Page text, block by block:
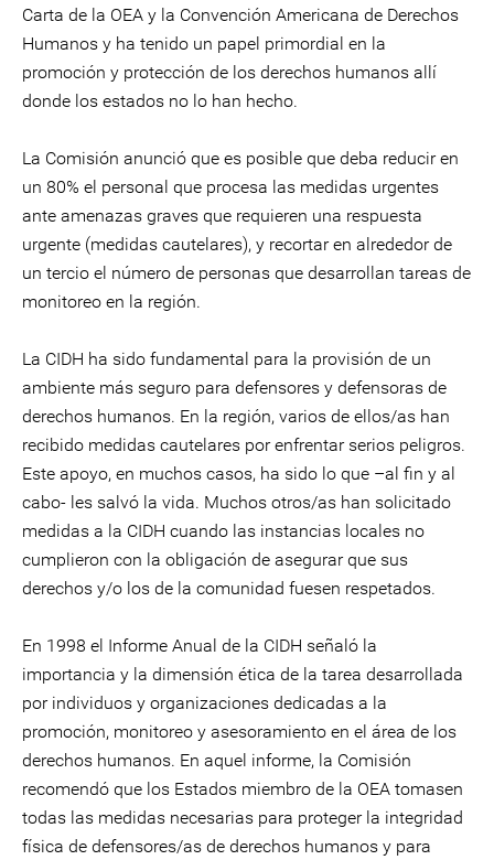
Carta de la OEA y la Convención Americana de Derechos
Humanos y ha tenido un papel primordial en la
promoción y protección de los derechos humanos allí
donde los estados no lo han hecho.
La Comisión anunció que es posible que deba reducir en
un 80% el personal que procesa las medidas urgentes
ante amenazas graves que requieren una respuesta
urgente (medidas cautelares), y recortar en alrededor de
un tercio el número de personas que desarrollan tareas de
monitoreo en la región.
La CIDH ha sido fundamental para la provisión de un
ambiente más seguro para defensores y defensoras de
derechos humanos. En la región, varios de ellos/as han
recibido medidas cautelares por enfrentar serios peligros.
Este apoyo, en muchos casos, ha sido lo que –al fin y al
cabo- les salvó la vida. Muchos otros/as han solicitado
medidas a la CIDH cuando las instancias locales no
cumplieron con la obligación de asegurar que sus
derechos y/o los de la comunidad fuesen respetados.
En 1998 el Informe Anual de la CIDH señaló la
importancia y la dimensión ética de la tarea desarrollada
por individuos y organizaciones dedicadas a la
promoción, monitoreo y asesoramiento en el área de los
derechos humanos. En aquel informe, la Comisión
recomendó que los Estados miembro de la OEA tomasen
todas las medidas necesarias para proteger la integridad
física de defensores/as de derechos humanos y para